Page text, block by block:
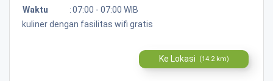
Waktu
:07:00 - 07:00 WIB
kuliner dengan fasilitas wifi gratis
Ke Lokasi (14.2 km)